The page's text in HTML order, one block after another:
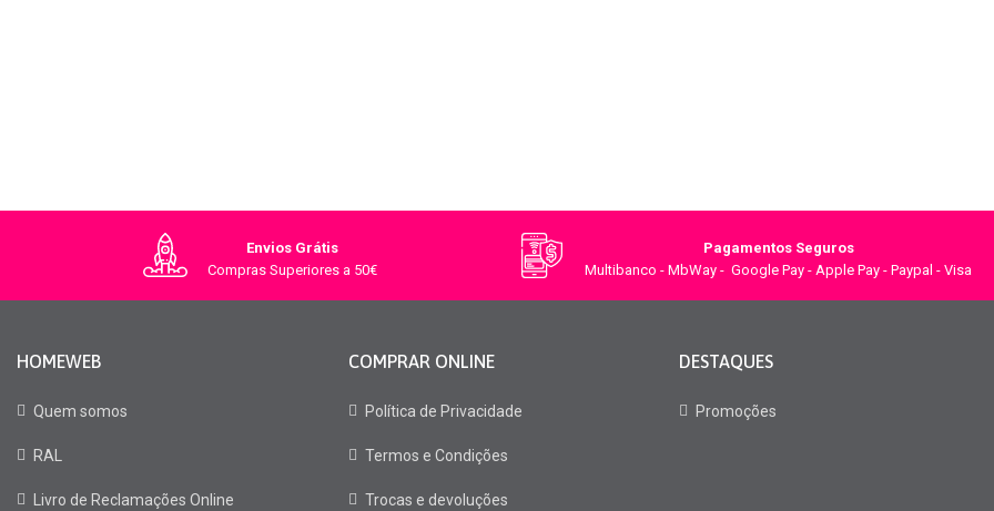
Envios Grátis
Compras Superiores a 50€
Pagamentos Seguros
Multibanco - MbWay - Google Pay - Apple Pay - Paypal - Visa
HOMEWEB
Quem somos
RAL
Livro de Reclamações Online
COMPRAR ONLINE
Política de Privacidade
Termos e Condições
Trocas e devoluções
DESTAQUES
Promoções